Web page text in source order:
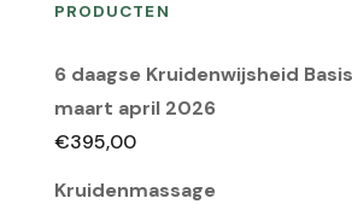
PRODUCTEN
6 daagse Kruidenwijsheid
maart april 2026
€395,00
Kruidenmassage